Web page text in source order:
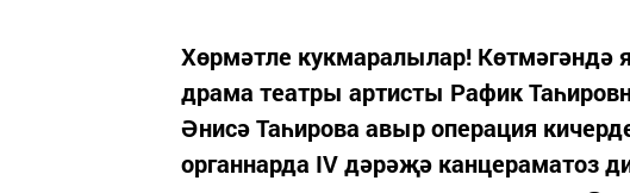
Хөрмәтле кукмаралылар! Көтмәгәндә
драма театры артисты Рафик
Әнисә Таһирова авыр операция
органнарда IV дәрәҗә